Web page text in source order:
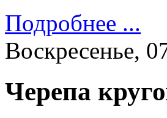
Подробнее ...
Воскресенье,
Черепа